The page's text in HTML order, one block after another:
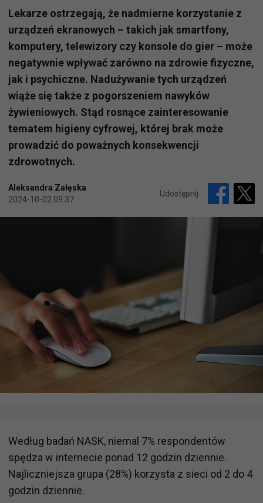
Lekarze ostrzegają, że nadmierne korzystanie z
urządzeń ekranowych – takich jak smartfony,
komputery, telewizory czy konsole do gier – może
negatywnie wpływać zarówno na zdrowie fizyczne,
jak i psychiczne. Nadużywanie tych urządzeń
wiąże się także z pogorszeniem nawyków
żywieniowych. Stąd rosnące zainteresowanie
tematem higieny cyfrowej, której brak może
prowadzić do poważnych konsekwencji
zdrowotnych.
Aleksandra Załęska
2024-10-02 09:37
Udostępnij
Według badań NASK, niemal 7% respondentów
spędza w internecie ponad 12 godzin dziennie.
Najliczniejsza grupa (28%) korzysta z sieci od 2 do 4
godzin dziennie.